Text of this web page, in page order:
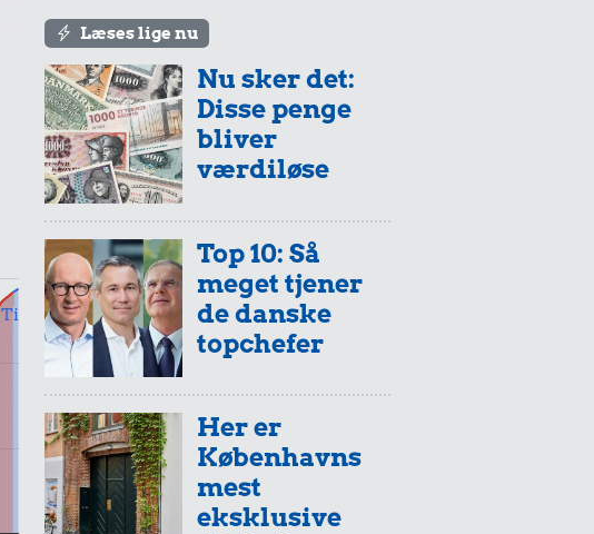
Til
Læses lige nu
Nu sker det:
Disse penge
bliver
værdiløse
Top 10: Så
meget tjener
de danske
topchefer
Her er
Københavns
mest
eksklusive